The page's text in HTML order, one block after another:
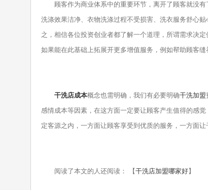
顾客作为商业体系中的重要环节，离开了顾客就没有
洗涤效果洁净、衣物洗涤过程不受损害、洗衣服务舒心
之，相信各位投资创业者都了解一个道理，所谓需求决
如果能在此基础上拓展开更多增值服务，例如帮助顾客
干洗店成本概念也需明确，我们有必要明确干洗加盟
感情成本等因素，在这方面一定要让顾客产生值得的感
定客源之内，一方面让顾客享受到优质的服务，一方面
阅读了本文的人还阅读： 【干洗店加盟哪家好】